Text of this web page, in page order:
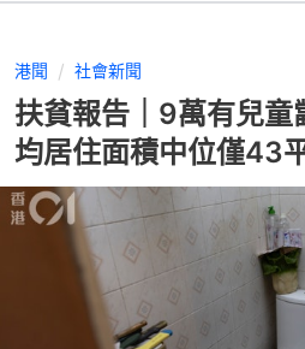
港聞 社會新聞
扶貧報告｜9萬有兒
均居住面積中位僅43